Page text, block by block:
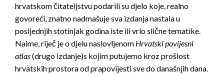
hrvatskom čitateljstvu podarili su djelo koje, realno
govoreći, znatno nadmašuje sva izdanja nastala u
posljednjih stotinjak godina iste ili vrlo slične tematike.
Naime, riječ je o djelu naslovljenom Hrvatski povijesni
atlas(drugo izdanje)s kojim putujemo kroz prošlost
hrvatskih prostora od prapovijesti sve do današnjih dana.